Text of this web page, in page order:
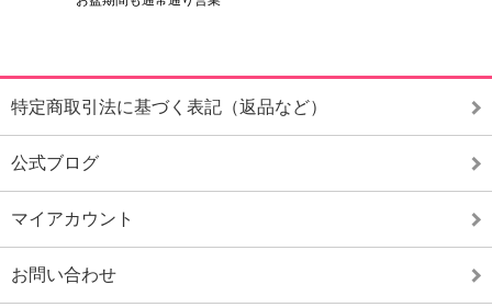
特定商取引法に基づく表記（返品など）
公式ブログ
マイアカウント
お問い合わせ